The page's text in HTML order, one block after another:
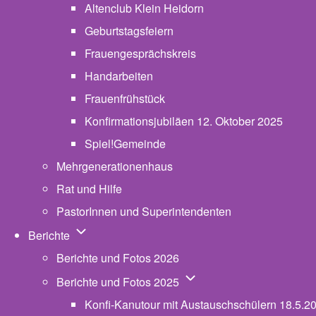
Altenclub Klein Heidorn
Geburtstagsfeiern
Frauengesprächskreis
Handarbeiten
Frauenfrühstück
Konfirmationsjubiläen 12. Oktober 2025
Spiel!Gemeinde
Mehrgenerationenhaus
Rat und Hilfe
PastorInnen und Superintendenten
Berichte Unternavigation von Berichte
Berichte und Fotos 2026
Berichte und Fotos 2025 Unternavigation von
Konfi-Kanutour mit Austauschschülern